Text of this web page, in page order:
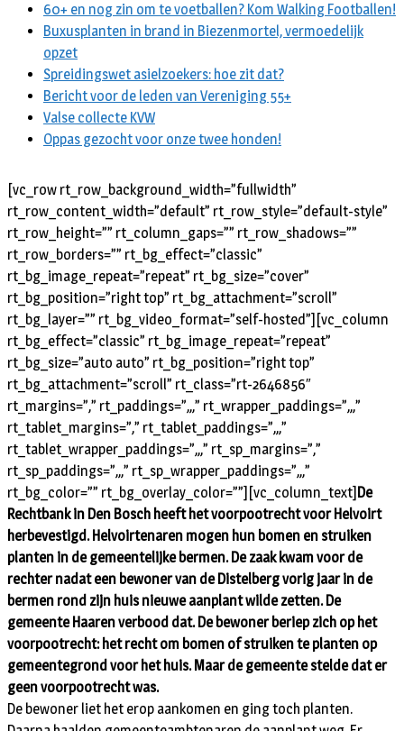
60+ en nog zin om te voetballen? Kom Walking Footballen!
Buxusplanten in brand in Biezenmortel, vermoedelijk
opzet
Spreidingswet asielzoekers: hoe zit dat?
Bericht voor de leden van Vereniging 55+
Valse collecte KVW
Oppas gezocht voor onze twee honden!
[vc_row rt_row_background_width=”fullwidth”
rt_row_content_width=”default” rt_row_style=”default-style”
rt_row_height=”” rt_column_gaps=”” rt_row_shadows=””
rt_row_borders=”” rt_bg_effect=”classic”
rt_bg_image_repeat=”repeat” rt_bg_size=”cover”
rt_bg_position=”right top” rt_bg_attachment=”scroll”
rt_bg_layer=”” rt_bg_video_format=”self-hosted”][vc_column
rt_bg_effect=”classic” rt_bg_image_repeat=”repeat”
rt_bg_size=”auto auto” rt_bg_position=”right top”
rt_bg_attachment=”scroll” rt_class=”rt-2646856″
rt_margins=”,” rt_paddings=”,,,” rt_wrapper_paddings=”,,,”
rt_tablet_margins=”,” rt_tablet_paddings=”,,,”
rt_tablet_wrapper_paddings=”,,,” rt_sp_margins=”,”
rt_sp_paddings=”,,,” rt_sp_wrapper_paddings=”,,,”
rt_bg_color=”” rt_bg_overlay_color=””][vc_column_text] De
Rechtbank in Den Bosch heeft het voorpootrecht voor Helvoirt
herbevestigd. Helvoirtenaren mogen hun bomen en struiken
planten in de gemeentelijke bermen. De zaak kwam voor de
rechter nadat een bewoner van de Distelberg vorig jaar in de
bermen rond zijn huis nieuwe aanplant wilde zetten. De
gemeente Haaren verbood dat. De bewoner beriep zich op het
voorpootrecht: het recht om bomen of struiken te planten op
gemeentegrond voor het huis. Maar de gemeente stelde dat er
geen voorpootrecht was.
De bewoner liet het erop aankomen en ging toch planten.